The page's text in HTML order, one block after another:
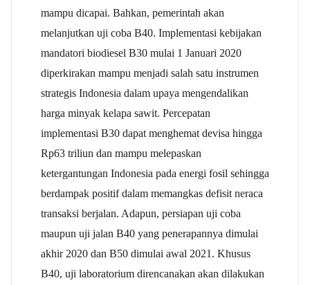
mampu dicapai. Bahkan, pemerintah akan
melanjutkan uji coba B40. Implementasi kebijakan
mandatori biodiesel B30 mulai 1 Januari 2020
diperkirakan mampu menjadi salah satu instrumen
strategis Indonesia dalam upaya mengendalikan
harga minyak kelapa sawit. Percepatan
implementasi B30 dapat menghemat devisa hingga
Rp63 triliun dan mampu melepaskan
ketergantungan Indonesia pada energi fosil sehingga
berdampak positif dalam memangkas defisit neraca
transaksi berjalan. Adapun, persiapan uji coba
maupun uji jalan B40 yang penerapannya dimulai
akhir 2020 dan B50 dimulai awal 2021. Khusus
B40, uji laboratorium direncanakan akan dilakukan